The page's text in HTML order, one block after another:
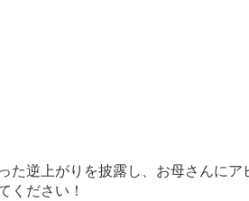
た逆上がりを披露し、お母さんに
ください！